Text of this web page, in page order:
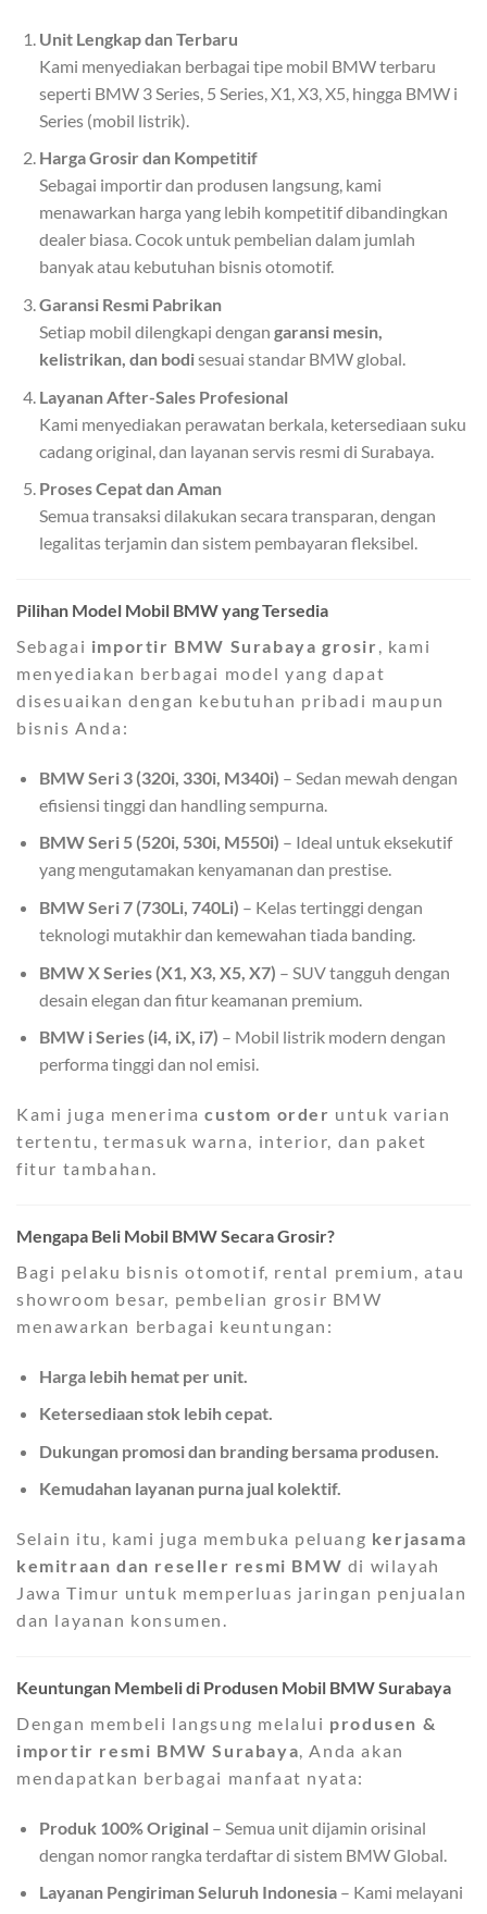
Unit Lengkap dan Terbaru
Kami menyediakan berbagai tipe mobil BMW terbaru
seperti BMW 3 Series, 5 Series, X1, X3, X5, hingga BMW i
Series (mobil listrik).
Harga Grosir dan Kompetitif
Sebagai importir dan produsen langsung, kami
menawarkan harga yang lebih kompetitif dibandingkan
dealer biasa. Cocok untuk pembelian dalam jumlah
banyak atau kebutuhan bisnis otomotif.
Garansi Resmi Pabrikan
Setiap mobil dilengkapi dengan garansi mesin,
kelistrikan, dan bodisesuai standar BMW global.
Layanan After-Sales Profesional
Kami menyediakan perawatan berkala, ketersediaan suku
cadang original, dan layanan servis resmi di Surabaya.
Proses Cepat dan Aman
Semua transaksi dilakukan secara transparan, dengan
legalitas terjamin dan sistem pembayaran fleksibel.
Pilihan Model Mobil BMW yang Tersedia
Sebagai importir BMW Surabaya grosir , kami
menyediakan berbagai model yang dapat
disesuaikan dengan kebutuhan pribadi maupun
bisnis Anda:
BMW Seri 3 (320i, 330i, M340i) – Sedan mewah dengan
efisiensi tinggi dan handling sempurna.
BMW Seri 5 (520i, 530i, M550i) – Ideal untuk eksekutif
yang mengutamakan kenyamanan dan prestise.
BMW Seri 7 (730Li, 740Li) – Kelas tertinggi dengan
teknologi mutakhir dan kemewahan tiada banding.
BMW X Series (X1, X3, X5, X7) – SUV tangguh dengan
desain elegan dan fitur keamanan premium.
BMW i Series (i4, iX, i7) – Mobil listrik modern dengan
performa tinggi dan nol emisi.
Kami juga menerimacustom order untuk varian
tertentu, termasuk warna, interior, dan paket
fitur tambahan.
Mengapa Beli Mobil BMW Secara Grosir?
Bagi pelaku bisnis otomotif, rental premium, atau
showroom besar, pembelian grosir BMW
menawarkan berbagai keuntungan:
Harga lebih hemat per unit.
Ketersediaan stok lebih cepat.
Dukungan promosi dan branding bersama produsen.
Kemudahan layanan purna jual kolektif.
Selain itu, kami juga membuka peluang kerjasama
kemitraan dan reseller resmi BMW di wilayah
Jawa Timur untuk memperluas jaringan penjualan
dan layanan konsumen.
Keuntungan Membeli di Produsen Mobil BMW Surabaya
Dengan membeli langsung melalui produsen &
importir resmi BMW Surabaya, Anda akan
mendapatkan berbagai manfaat nyata:
Produk 100% Original – Semua unit dijamin orisinal
dengan nomor rangka terdaftar di sistem BMW Global.
Layanan Pengiriman Seluruh Indonesia– Kami melayani